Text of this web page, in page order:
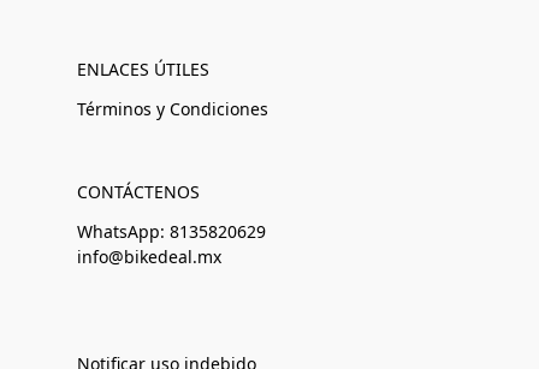
ENLACES ÚTILES
Términos y Condiciones
CONTÁCTENOS
WhatsApp: 8135820629
info@bikedeal.mx
Notificar uso indebido